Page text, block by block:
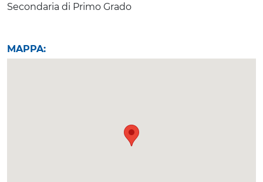
Secondaria di Primo Grado
MAPPA: